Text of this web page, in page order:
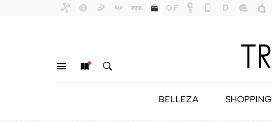
BELLEZA SHOPPING